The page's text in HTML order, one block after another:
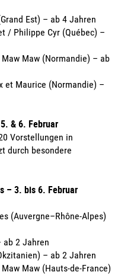
Est) – ab 4 Jahren
/ Philippe Cyr (Québec) –
Maw (Normandie) – ab
et Maurice (Normandie) –
& 6. Februar
Vorstellungen in
durch besondere
– 3. bis 6. Februar
(Auvergne–Rhône-Alpes)
ab 2 Jahren
– ab 2 Jahren
Maw (Hauts-de-France)